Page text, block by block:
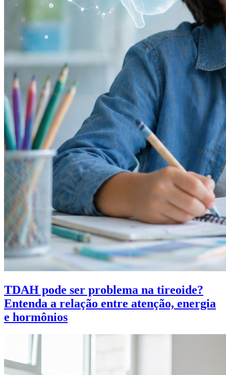
TDAH pode ser problema na tireoide?
Entenda a relação entre atenção, energia
e hormônios